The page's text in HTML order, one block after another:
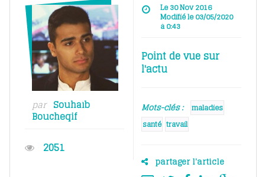
par Souhaïb
Boucheqif
2051
Le 30 Nov 2016
Modifié le 03/05/2020
à 0:43
Point de vue sur
l'actu
Mots-clés :
maladies
santé travail
partager l'article